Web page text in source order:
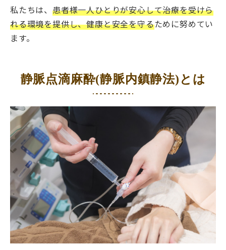
私たちは、 患者様一人ひとりが安心して治療を受けら
れる環境を提供し、健康と安全を守るために努めてい
ます。
静脈点滴麻酔(静脈内鎮静法)とは